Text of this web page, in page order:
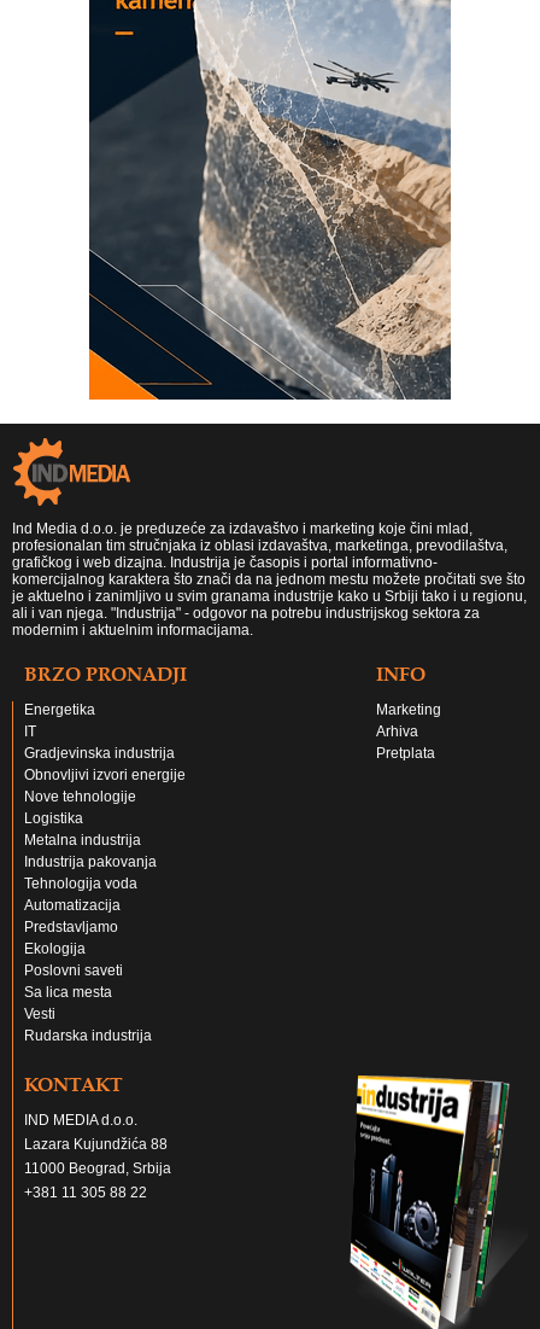
Ind Media d.o.o. je preduzeće za izdavaštvo i marketing koje čini mlad,
profesionalan tim stručnjaka iz oblasi izdavaštva, marketinga, prevodilaštva,
grafičkog i web dizajna. Industrija je časopis i portal informativno-
komercijalnog karaktera što znači da na jednom mestu možete pročitati sve što
je aktuelno i zanimljivo u svim granama industrije kako u Srbiji tako i u regionu,
ali i van njega. "Industrija" - odgovor na potrebu industrijskog sektora za
modernim i aktuelnim informacijama.
BRZO PRONADJI
Energetika
IT
Gradjevinska industrija
Obnovljivi izvori energije
Nove tehnologije
Logistika
Metalna industrija
Industrija pakovanja
Tehnologija voda
Automatizacija
Predstavljamo
Ekologija
Poslovni saveti
Sa lica mesta
Vesti
Rudarska industrija
INFO
Marketing
Arhiva
Pretplata
KONTAKT
IND MEDIA d.o.o.
Lazara Kujundžića 88
11000 Beograd, Srbija
+381 11 305 88 22